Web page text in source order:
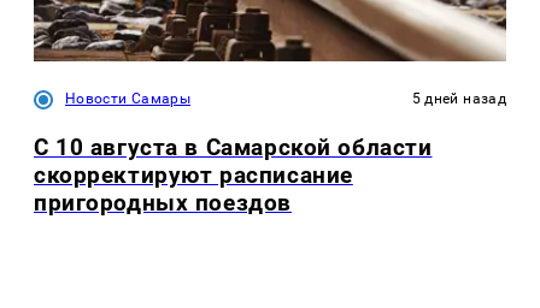
Новости Самары 5 дней назад
С 10 августа в Самарской области
скорректируют расписание
пригородных поездов